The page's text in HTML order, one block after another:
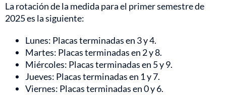
La rotación de la medida para el primer semestre de
2025 es la siguiente:
Lunes: Placas terminadas en 3 y 4.
Martes: Placas terminadas en 2 y 8.
Miércoles: Placas terminadas en 5 y 9.
Jueves: Placas terminadas en 1 y 7.
Viernes: Placas terminadas en 0 y 6.